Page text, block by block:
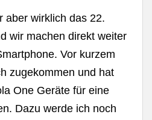
aber wirklich das 22.
wir machen direkt weiter
Vor kurzem
zugekommen und hat
One Geräte für eine
Dazu werde ich noch